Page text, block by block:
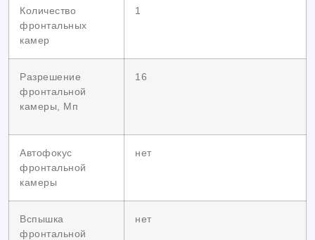
Количество
фронтальных
камер
1
Разрешение
фронтальной
камеры, Мп
16
Автофокус
фронтальной
камеры
нет
Вспышка
фронтальной
нет